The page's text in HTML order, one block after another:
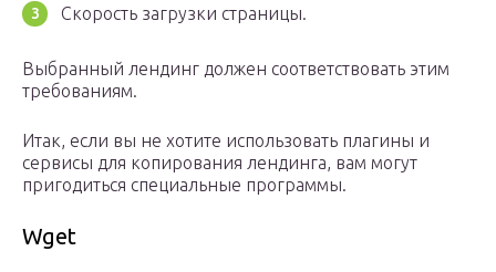
Скорость загрузки страницы.
Выбранный лендинг должен соответствовать этим
требованиям.
Итак, если вы не хотите использовать плагины и
сервисы для копирования лендинга, вам могут
пригодиться специальные программы.
Wget